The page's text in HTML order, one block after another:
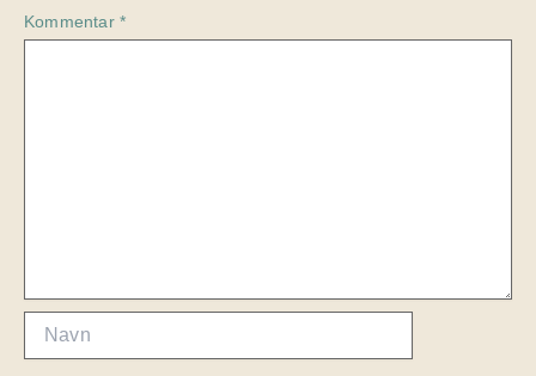
Kommentar *
Navn